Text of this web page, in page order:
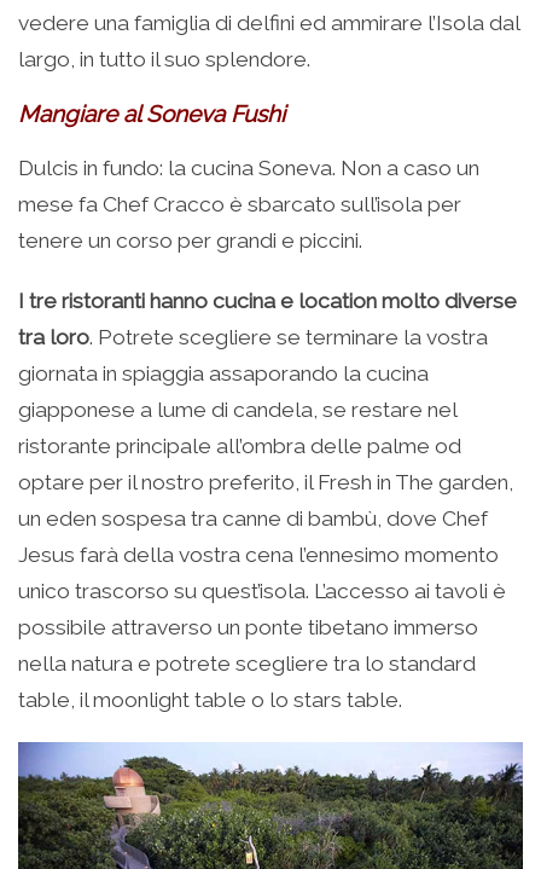
vedere una famiglia di delfini ed ammirare l’Isola dal
largo, in tutto il suo splendore.
Mangiare al Soneva Fushi
Dulcis in fundo: la cucina Soneva. Non a caso un
mese fa Chef Cracco è sbarcato sull’isola per
tenere un corso per grandi e piccini.
I tre ristoranti hanno cucina e location molto diverse
tra loro. Potrete scegliere se terminare la vostra
giornata in spiaggia assaporando la cucina
giapponese a lume di candela, se restare nel
ristorante principale all’ombra delle palme od
optare per il nostro preferito, il Fresh in The garden,
un eden sospesa tra canne di bambù, dove Chef
Jesus farà della vostra cena l’ennesimo momento
unico trascorso su quest’isola. L’accesso ai tavoli è
possibile attraverso un ponte tibetano immerso
nella natura e potrete scegliere tra lo standard
table, il moonlight table o lo stars table.